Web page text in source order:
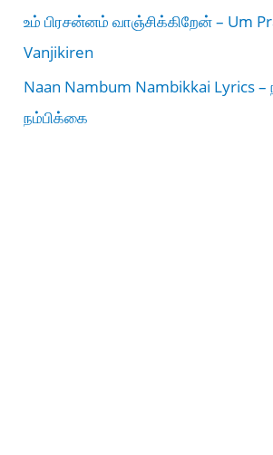
உம் பிரசன்னம் வாஞ்சிக்கிறேன் – Um
Vanjikiren
Naan Nambum Nambikkai Lyrics –
நம்பிக்கை